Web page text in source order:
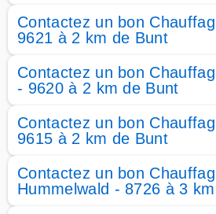
Contactez un bon
9621 à 2 km de Bunt
Contactez un bon
- 9620 à 2 km de Bunt
Contactez un bon
9615 à 2 km de Bunt
Contactez un bon
Hummelwald - 8726 à 3